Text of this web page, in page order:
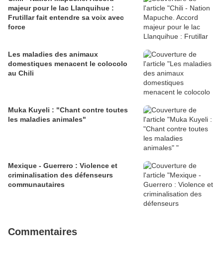
majeur pour le lac Llanquihue :
Frutillar fait entendre sa voix avec
force
Les maladies des animaux
domestiques menacent le colocolo
au Chili
Muka Kuyeli : "Chant contre toutes
les maladies animales"
Mexique - Guerrero : Violence et
criminalisation des défenseurs
communautaires
Commentaires